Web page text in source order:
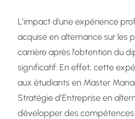
L’impact d’une expérience
acquise en alternance sur les
carrière après l’obtention du
significatif. En effet, cette
aux étudiants en Master
Stratégie d’Entreprise en
développer des